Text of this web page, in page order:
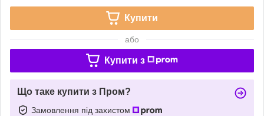
Купити
або
Купити з
Що таке купити з Пром?
Замовлення під захистом